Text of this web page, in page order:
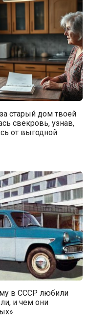
старый дом твоей
свекровь, узнав,
от выгодной
в СССР любили
и чем они